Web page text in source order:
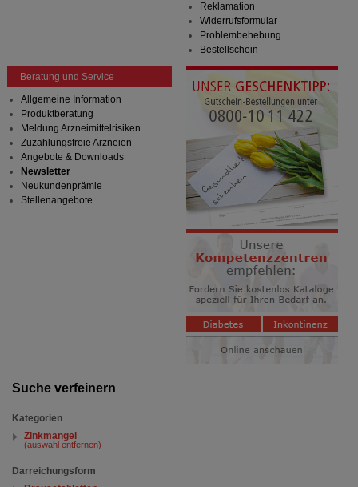
Suche verfeinern
Kategorien
Zinkmangel
(auswahl entfernen)
Darreichungsform
Reklamation
Widerrufsformular
Problembehebung
Bestellschein
Beratung und Service
Allgemeine Information
Produktberatung
Meldung Arzneimittelrisiken
Zuzahlungsfreie Arzneien
Angebote & Downloads
Newsletter
Neukundenprämie
Stellenangebote